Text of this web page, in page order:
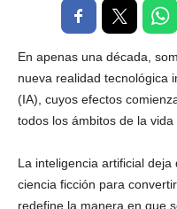
En apenas una década,
nueva realidad tecnológica
(IA), cuyos efectos
todos los ámbitos de la vida
La inteligencia artificial
ciencia ficción para
redefine la manera en que